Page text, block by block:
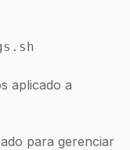
aplicado a
para gerenciar